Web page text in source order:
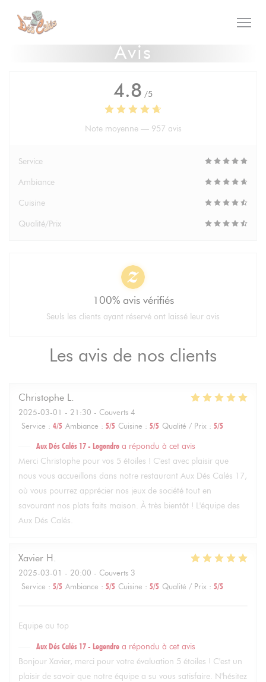
Personnalisation de vos choix en matière de cookies
Avis
Les avis de nos clients
Christophe L
2025-03-01 - 21:30 - Couverts 4
Service : 4/5 Ambiance : 5/5 Cuisine : 5/5 Qualité / Prix : 5/5
Aux Dés Calés 17 - Legendre a répondu à cet avis
Merci Christophe pour vos 5 étoiles ! C'est avec plaisir que
nous vous accueillons dans notre restaurant Aux Dés Calés 17,
où vous pourrez apprécier nos jeux de société tout en
savourant nos plats faits maison. À très bientôt ! L'équipe des
Aux Dés Calés.
Xavier H
2025-03-01 - 20:00 - Couverts 3
Service : 5/5 Ambiance : 5/5 Cuisine : 5/5 Qualité / Prix : 5/5
Equipe au top
Aux Dés Calés 17 - Legendre a répondu à cet avis
Bonjour Xavier, merci pour votre évaluation 5 étoiles ! C'est un
plaisir de savoir que notre équipe a su vous satisfaire. N'hésitez
4.8 /5
Note moyenne — 957 avis
Service
Ambiance
Cuisine
Qualité/Prix
100% avis vérifiés
Seuls les clients ayant réservé ont laissé leur avis